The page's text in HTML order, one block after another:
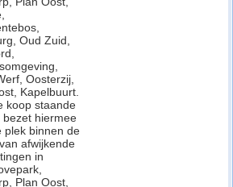
Oud Zuid,
Oosterzij,
Kapelbuurt.
koop staande
bezet hiermee
plek binnen de
afwijkende
in
Plan Oost,